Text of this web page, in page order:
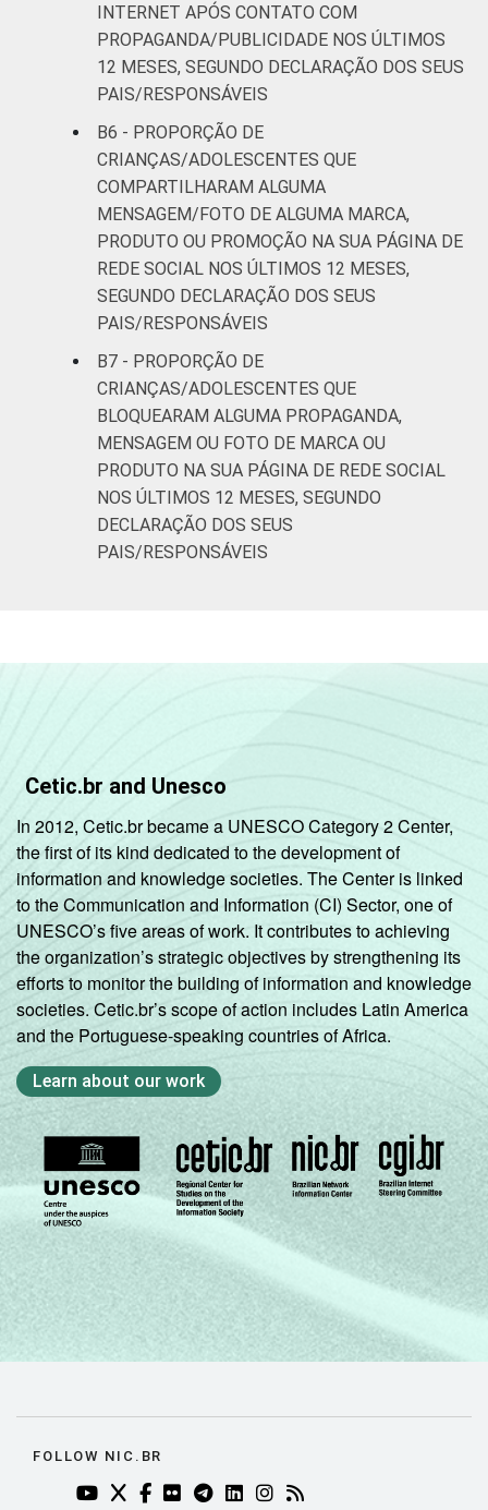
INTERNET APÓS CONTATO COM
PROPAGANDA/PUBLICIDADE NOS ÚLTIMOS
12 MESES, SEGUNDO DECLARAÇÃO DOS SEUS
PAIS/RESPONSÁVEIS
B6 - PROPORÇÃO DE
CRIANÇAS/ADOLESCENTES QUE
COMPARTILHARAM ALGUMA
MENSAGEM/FOTO DE ALGUMA MARCA,
PRODUTO OU PROMOÇÃO NA SUA PÁGINA DE
REDE SOCIAL NOS ÚLTIMOS 12 MESES,
SEGUNDO DECLARAÇÃO DOS SEUS
PAIS/RESPONSÁVEIS
B7 - PROPORÇÃO DE
CRIANÇAS/ADOLESCENTES QUE
BLOQUEARAM ALGUMA PROPAGANDA,
MENSAGEM OU FOTO DE MARCA OU
PRODUTO NA SUA PÁGINA DE REDE SOCIAL
NOS ÚLTIMOS 12 MESES, SEGUNDO
DECLARAÇÃO DOS SEUS
PAIS/RESPONSÁVEIS
Cetic.br and Unesco
In 2012, Cetic.br became a UNESCO Category 2 Center,
the first of its kind dedicated to the development of
information and knowledge societies. The Center is linked
to the Communication and Information (CI) Sector, one of
UNESCO’s five areas of work. It contributes to achieving
the organization’s strategic objectives by strengthening its
efforts to monitor the building of information and knowledge
societies. Cetic.br’s scope of action includes Latin America
and the Portuguese-speaking countries of Africa.
Learn about our work
FOLLOW NIC.BR
YOUTUBE DO NIC.BR (ABRE EM NOVA ABA)
TWITTER DO NIC.BR (ABRE EM NOVA ABA)
FACEBOOK DO NIC.BR (ABRE EM NOVA
FLICKR DO NIC.BR (ABRE EM NOVA
TELEGRAM DO NIC.BR (ABRE EM
LINKEDIN DO NIC.BR (ABRE
INSTAGRAM DO NIC.BR
RSS DO NIC.BR (ABRE